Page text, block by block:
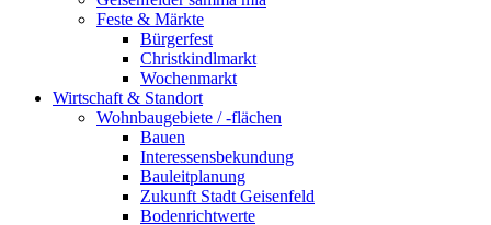
Feste & Märkte
Bürgerfest
Christkindlmarkt
Wochenmarkt
Wirtschaft & Standort
Wohnbaugebiete / -flächen
Bauen
Interessensbekundung
Bauleitplanung
Zukunft Stadt Geisenfeld
Bodenrichtwerte